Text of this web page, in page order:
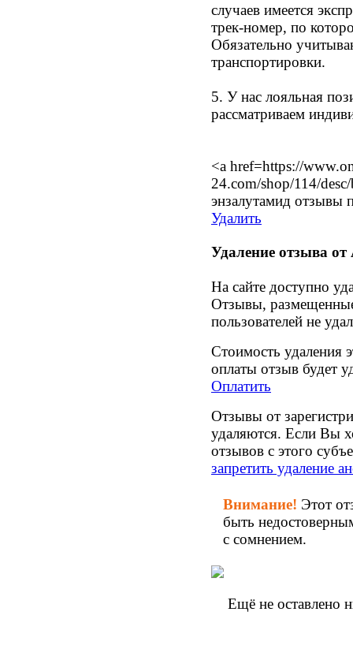
случаев имеется
трек-номер, по
Обязательно
транспортировки.
5. У нас лояльная
рассматриваем
<a href=https://
24.com/shop/114/
энзалутамид отзывы
Удалить
Удаление отзыва
На сайте доступно
Отзывы,
пользователей не
Стоимость удаления
оплаты отзыв будет
Оплатить
Отзывы от
удаляются. Если Вы
отзывов с этого
запретить удаление
Внимание! Этот
быть
с сомнением.
Ещё не оставлено